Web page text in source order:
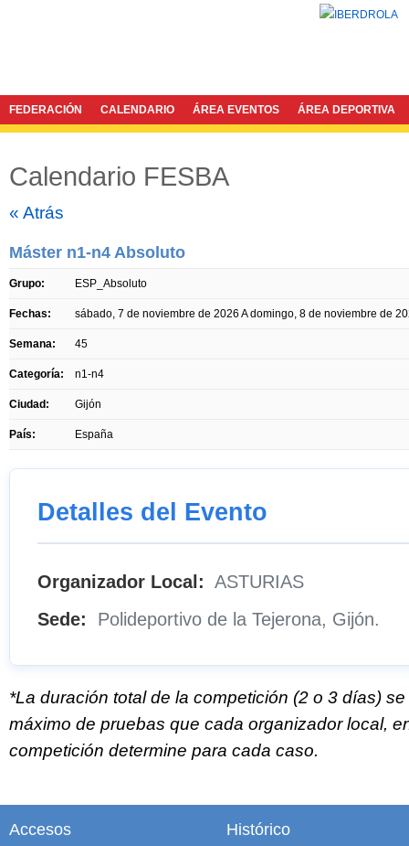
FEDERACIÓN CALENDARIO ÁREA EVENTOS ÁREA DEPORTIVA
Calendario FESBA
« Atrás
Máster n1-n4 Absoluto
Grupo: ESP_Absoluto
Fechas: sábado, 7 de noviembre de 2026 Adomingo, 8 de noviembre de
Semana: 45
Categoría: n1-n4
Ciudad: Gijón
País: España
Detalles del Evento
Organizador Local: ASTURIAS
Sede:
Polideportivo de la Tejerona, Gijón.
*La duración total de la competición (2 o 3 días)
máximo de pruebas que cada organizador local,
competición determine para cada caso.
Accesos Histórico